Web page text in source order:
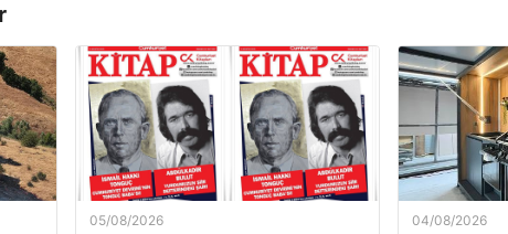
05/08/2026 04/08/2026